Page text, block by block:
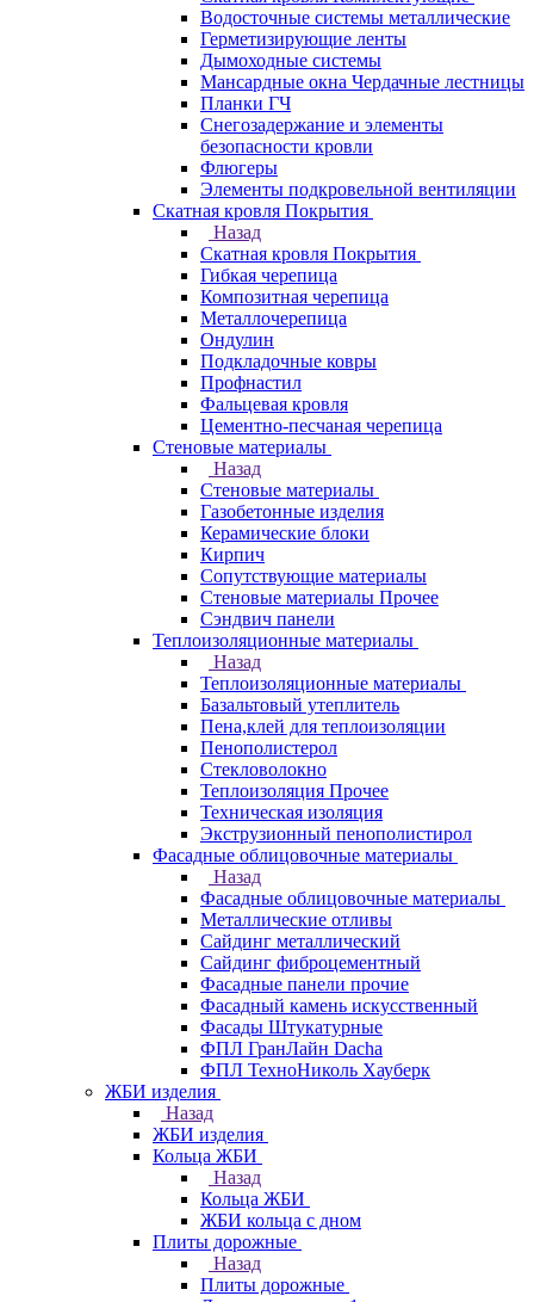
Водосточные системы металлические
Герметизирующие ленты
Дымоходные системы
Мансардные окна Чердачные лестницы
Планки ГЧ
Снегозадержание и элементы
безопасности кровли
Флюгеры
Элементы подкровельной вентиляции
Скатная кровля Покрытия
Назад
Скатная кровля Покрытия
Гибкая черепица
Композитная черепица
Металлочерепица
Ондулин
Подкладочные ковры
Профнастил
Фальцевая кровля
Цементно-песчаная черепица
Стеновые материалы
Назад
Стеновые материалы
Газобетонные изделия
Керамические блоки
Кирпич
Сопутствующие материалы
Стеновые материалы Прочее
Сэндвич панели
Теплоизоляционные материалы
Назад
Теплоизоляционные материалы
Базальтовый утеплитель
Пена,клей для теплоизоляции
Пенополистерол
Стекловолокно
Теплоизоляция Прочее
Техническая изоляция
Экструзионный пенополистирол
Фасадные облицовочные материалы
Назад
Фасадные облицовочные материалы
Металлические отливы
Сайдинг металлический
Сайдинг фиброцементный
Фасадные панели прочие
Фасадный камень искусственный
Фасады Штукатурные
ФПЛ ГранЛайн Dacha
ФПЛ ТехноНиколь Хауберк
ЖБИ изделия
Назад
ЖБИ изделия
Кольца ЖБИ
Назад
Кольца ЖБИ
ЖБИ кольца с дном
Плиты дорожные
Назад
Плиты дорожные